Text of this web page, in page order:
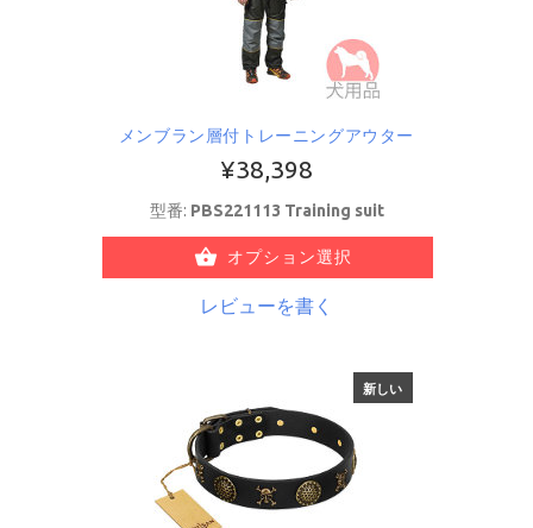
メンブラン層付トレーニングアウター
¥38,398
型番: PBS221113 Training suit
オプション選択
レビューを書く
新しい